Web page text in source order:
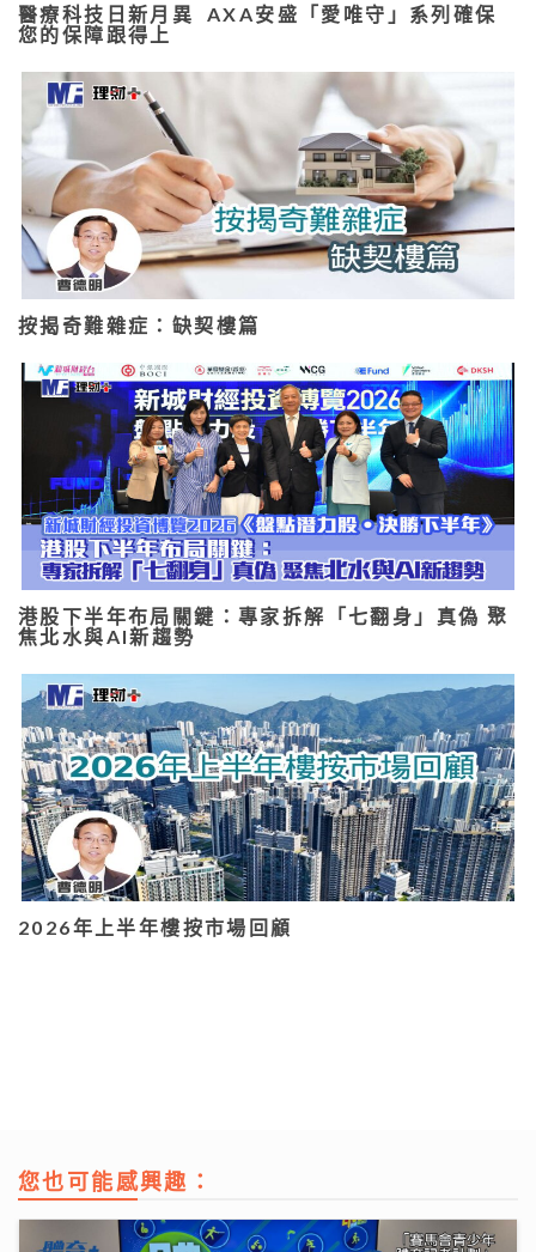
醫療科技日新月異 AXA安盛「愛唯守」系列確保
您的保障跟得上
按揭奇難雜症：缺契樓篇
港股下半年布局關鍵：專家拆解「七翻身」真偽 聚
焦北水與AI新趨勢
2026年上半年樓按市場回顧
您也可能感興趣：